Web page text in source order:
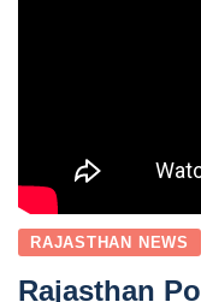
RAJASTHAN NEWS
Rajasthan